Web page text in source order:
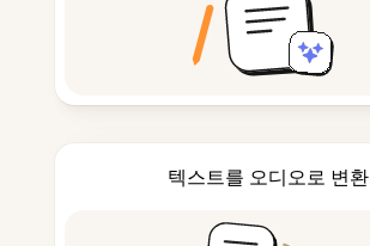
텍스트를 오디오로 변환